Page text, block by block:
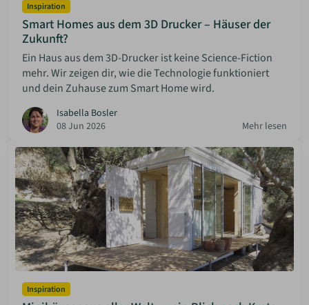
Inspiration
Smart Homes aus dem 3D Drucker – Häuser der
Zukunft?
Ein Haus aus dem 3D-Drucker ist keine Science-Fiction
mehr. Wir zeigen dir, wie die Technologie funktioniert
und dein Zuhause zum Smart Home wird.
Isabella Bosler
08 Jun 2026
Mehr lesen
Inspiration